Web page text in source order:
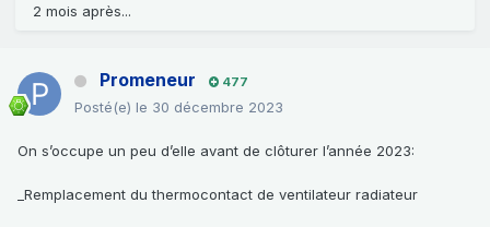
2 mois après...
Promeneur 477
Posté(e) le 30 décembre 2023
On s’occupe un peu d’elle avant de clôturer l’année 2023:
_Remplacement du thermocontact de ventilateur radiateur